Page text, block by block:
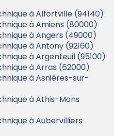
à Alfortville (94140)
à Amiens (80000)
à Angers (49000)
à Antony (92160)
à Argenteuil (95100)
à Arras (62000)
à Asnières-sur-
à Athis-Mons
à Aubervilliers